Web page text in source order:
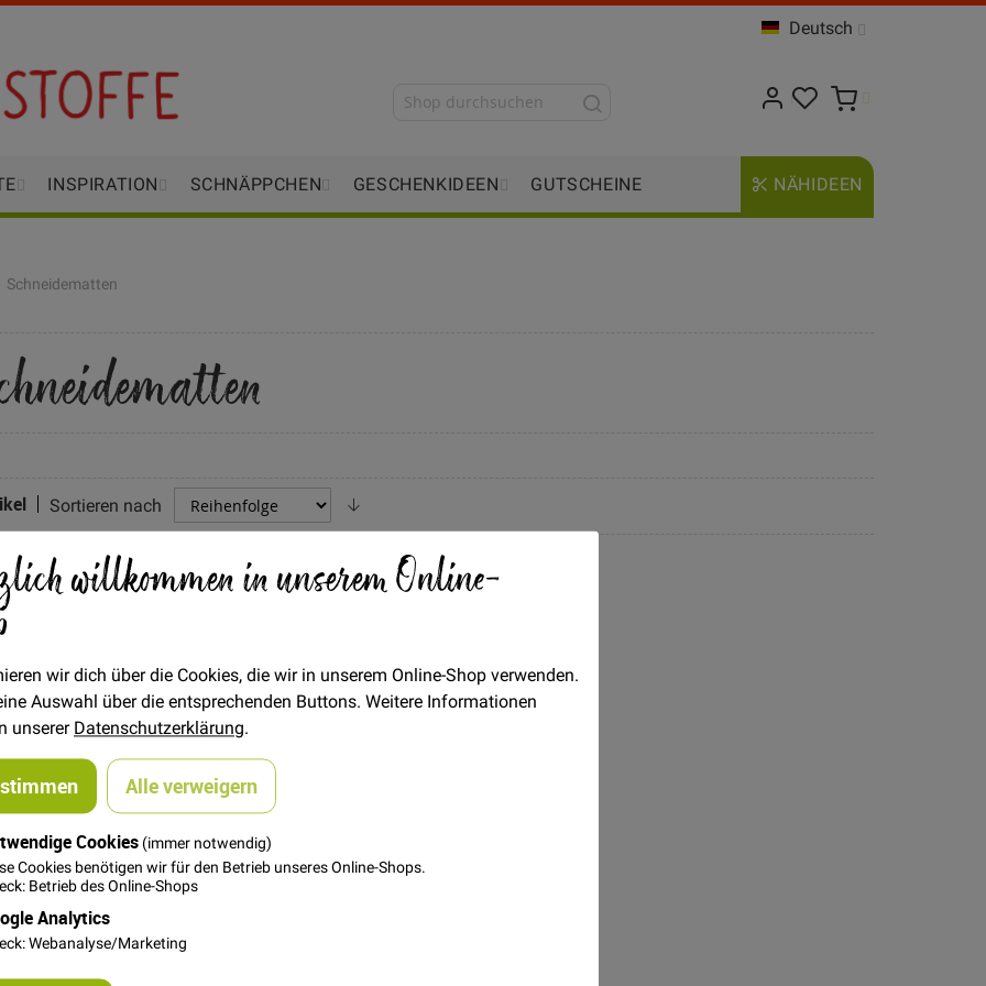
willkommen in unserem Online-
wir dich über die Cookies, die wir in unserem Online-Shop verwenden.
Auswahl über die entsprechenden Buttons. Weitere Informationen
unsererDatenschutzerklärung.
Alle verweigern
Cookies (immer notwendig)
Cookies benötigen wir für den Betrieb unseres Online-Shops.
Betrieb des Online-Shops
Analytics
Webanalyse/Marketing
Deutsch
INSPIRATION SCHNÄPPCHEN GESCHENKIDEEN GUTSCHEINE NÄHIDEEN
Schneidematten
Sortieren nach
30x45cm
26,50 €